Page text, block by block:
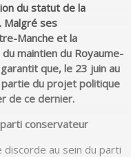
du statut de la
Malgré ses
Manche et la
maintien du Royaume-
que, le 23 juin au
du projet politique
de ce dernier.
conservateur
discorde au sein du parti